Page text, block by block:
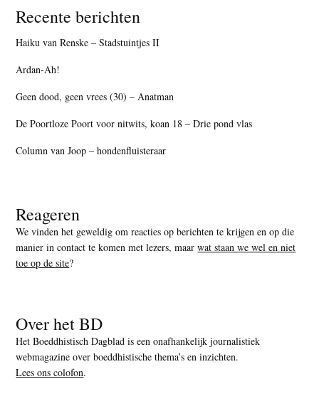
Recente berichten
Haiku van Renske – Stadstuintjes II
Ardan-Ah!
Geen dood, geen vrees (30) – Anatman
De Poortloze Poort voor nitwits, koan 18 – Drie pond vlas
Column van Joop – hondenfluisteraar
Reageren
We vinden het geweldig om reacties op berichten te krijgen en op die
manier in contact te komen met lezers, maarwat staan we wel en niet
toe op de site?
Over het BD
Het Boeddhistisch Dagblad is een onafhankelijk journalistiek
webmagazine over boeddhistische thema’s en inzichten.
Lees ons colofon.